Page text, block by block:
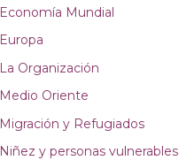
Economía Mundial
Europa
La Organización
Medio Oriente
Migración y Refugiados
Niñez y personas vulnerables